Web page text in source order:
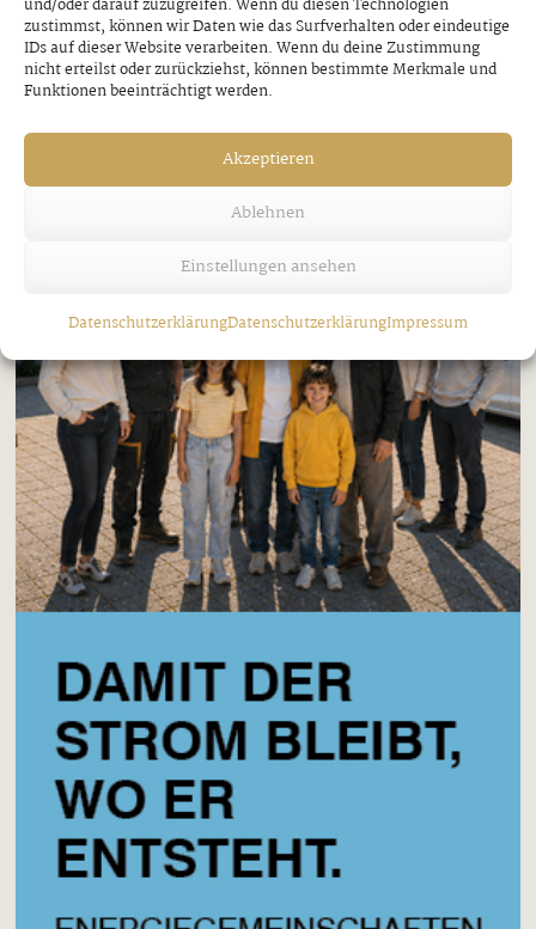
zustimmst, können wir Daten wie das Surfverhalten oder eindeutige
IDs auf dieser Website verarbeiten. Wenn du deine Zustimmung
nicht erteilst oder zurückziehst, können bestimmte Merkmale und
Funktionen beeinträchtigt werden.
Akzeptieren
Ablehnen
Einstellungen ansehen
DatenschutzerklärungDatenschutzerklärungImpressum